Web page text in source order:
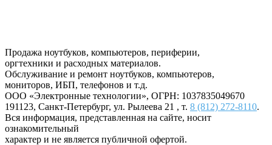
Продажа ноутбуков, компьютеров, периферии,
оргтехники и расходных материалов.
Обслуживание и ремонт ноутбуков, компьютеров,
мониторов, ИБП, телефонов и т.д.
ООО «Электронные технологии», ОГРН: 1037835049670
191123, Санкт-Петербург, ул. Рылеева 21 , т. 8 (812) 272-8110.
Вся информация, представленная на сайте, носит
ознакомительный
характер и не является публичной офертой.